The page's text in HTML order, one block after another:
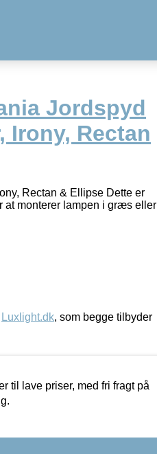
Jordspyd
Irony, Rectan
Rectan & Ellipse Dette er
at monterer lampen i græs eller
Luxlight.dk, som begge tilbyder
til lave priser, med fri fragt på